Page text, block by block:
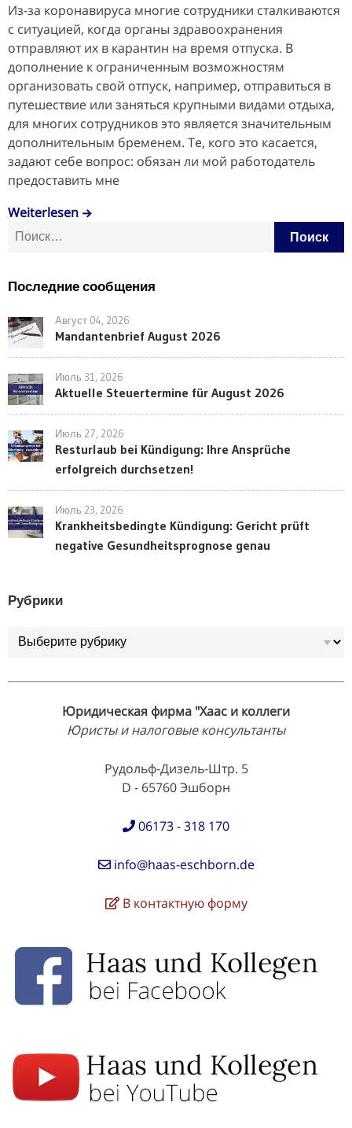
Из-за коронавируса многие сотрудники сталкиваются
с ситуацией, когда органы здравоохранения
отправляют их в карантин на время отпуска. В
дополнение к ограниченным возможностям
организовать свой отпуск, например, отправиться в
путешествие или заняться крупными видами отдыха,
для многих сотрудников это является значительным
дополнительным бременем. Те, кого это касается,
задают себе вопрос: обязан ли мой работодатель
предоставить мне
Weiterlesen
Найти:
Последние сообщения
Август 04, 2026
Mandantenbrief August 2026
Июль 31, 2026
Aktuelle Steuertermine für August 2026
Июль 27, 2026
Resturlaub bei Kündigung: Ihre Ansprüche
erfolgreich durchsetzen!
Июль 23, 2026
Krankheitsbedingte Kündigung: Gericht prüft
negative Gesundheitsprognose genau
Рубрики
Рубрики
Юридическая фирма "Хаас и коллеги
Юристы и налоговые консультанты
Рудольф-Дизель-Штр. 5
D - 65760 Эшборн
06173 - 318 170
info@haas-eschborn.de
В контактную форму